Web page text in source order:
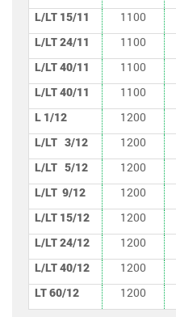
L/LT 15/11
1100
L/LT 24/11
1100
L/LT 40/11
1100
L/LT 40/11
1100
L 1/12
1200
L/LT 3/12
1200
L/LT 5/12
1200
L/LT 9/12
1200
L/LT 15/12
1200
L/LT 24/12
1200
L/LT 40/12
1200
LT 60/12
1200